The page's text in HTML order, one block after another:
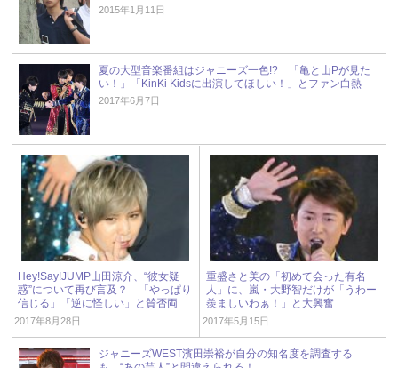
2015年1月11日
夏の大型音楽番組はジャニーズ一色!? 「亀と山Pが見た
い！」「KinKi Kidsに出演してほしい！」とファン白熱
2017年6月7日
Hey!Say!JUMP山田涼介、“彼女疑
惑”について再び言及？ 「やっぱり
信じる」「逆に怪しい」と賛否両
論！
2017年8月28日
重盛さと美の「初めて会った有名
人」に、嵐・大野智だけが「うわー
羨ましいわぁ！」と大興奮
2017年5月15日
ジャニーズWEST濱田崇裕が自分の知名度を調査する